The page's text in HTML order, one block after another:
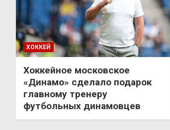
ХОККЕЙ
Хоккейное московское
«Динамо» сделало подарок
главному тренеру
футбольных динамовцев